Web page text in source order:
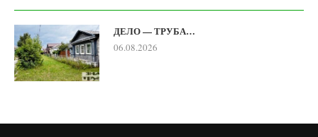
ДЕЛО — ТРУБА…
06.08.2026